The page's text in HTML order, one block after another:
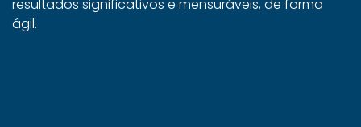
resultados significativos e mensuráveis, de forma
ágil.